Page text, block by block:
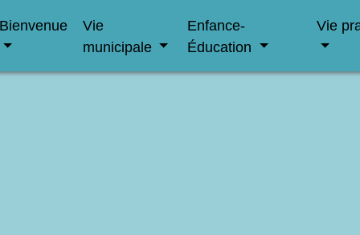
Bienvenue
Vie
municipale
Enfance-
Éducation
Vie